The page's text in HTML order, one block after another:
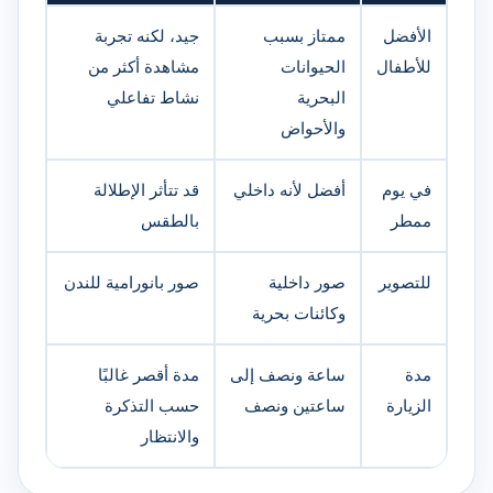
الأفضل
للأطفال
ممتاز بسبب
الحيوانات
البحرية
والأحواض
جيد، لكنه تجربة
مشاهدة أكثر من
نشاط تفاعلي
في يوم
ممطر
أفضل لأنه داخلي
قد تتأثر الإطلالة
بالطقس
للتصوير
صور داخلية
وكائنات بحرية
صور بانورامية للندن
مدة
الزيارة
ساعة ونصف إلى
ساعتين ونصف
مدة أقصر غالبًا
حسب التذكرة
والانتظار